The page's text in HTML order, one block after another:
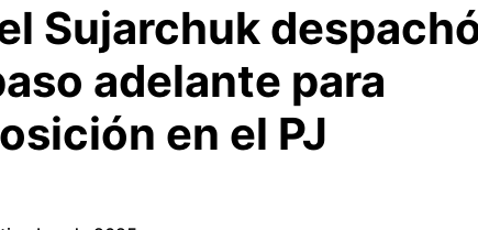
Sujarchuk
adelante para
en el PJ